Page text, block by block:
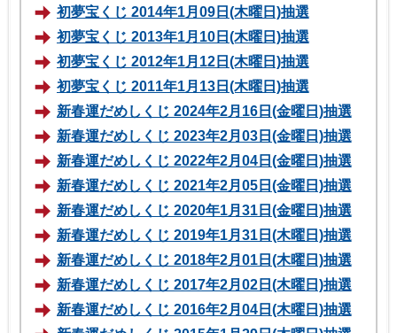
初夢宝くじ 2014年1月09日(木曜日)抽選
初夢宝くじ 2013年1月10日(木曜日)抽選
初夢宝くじ 2012年1月12日(木曜日)抽選
初夢宝くじ 2011年1月13日(木曜日)抽選
新春運だめしくじ 2024年2月16日(金曜日)抽選
新春運だめしくじ 2023年2月03日(金曜日)抽選
新春運だめしくじ 2022年2月04日(金曜日)抽選
新春運だめしくじ 2021年2月05日(金曜日)抽選
新春運だめしくじ 2020年1月31日(金曜日)抽選
新春運だめしくじ 2019年1月31日(木曜日)抽選
新春運だめしくじ 2018年2月01日(木曜日)抽選
新春運だめしくじ 2017年2月02日(木曜日)抽選
新春運だめしくじ 2016年2月04日(木曜日)抽選